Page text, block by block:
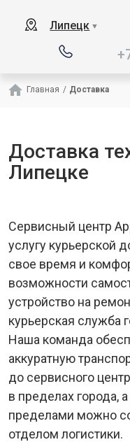
Липецк ▼
Главная / Доставка
Доставка
Липецке
Сервисный центр
услугу курьерской
свое время и
возможности
устройство на
курьерская служба
Наша команда
аккуратную
до сервисного
в пределах города,
пределами можно
отделом логистики.